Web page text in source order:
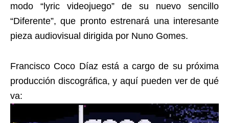
modo “lyric videojuego” de su nuevo sencillo
“Diferente”, que pronto estrenará una interesante
pieza audiovisual dirigida por Nuno Gomes.
Francisco Coco Díaz está a cargo de su próxima
producción discográfica, y aquí pueden ver de qué
va: